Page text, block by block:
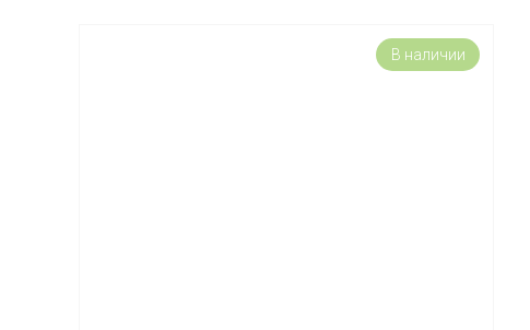
В наличии